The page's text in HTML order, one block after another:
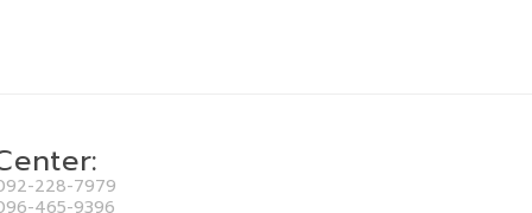
228-7979
465-9396